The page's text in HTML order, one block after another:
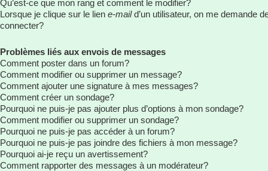
Qu’est-ce que mon rang et comment le modifier?
Lorsque je clique sur le lien e-maild’un utilisateur, on me demande
connecter?
Problèmes liés aux envois de messages
Comment poster dans un forum?
Comment modifier ou supprimer un message?
Comment ajouter une signature à mes messages?
Comment créer un sondage?
Pourquoi ne puis-je pas ajouter plus d’options à mon sondage?
Comment modifier ou supprimer un sondage?
Pourquoi ne puis-je pas accéder à un forum?
Pourquoi ne puis-je pas joindre des fichiers à mon message?
Pourquoi ai-je reçu un avertissement?
Comment rapporter des messages à un modérateur?